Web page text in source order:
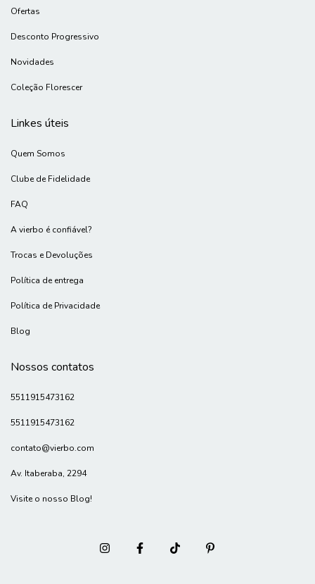
Ofertas
Desconto Progressivo
Novidades
Coleção Florescer
Linkes úteis
Quem Somos
Clube de Fidelidade
FAQ
A vierbo é confiável?
Trocas e Devoluções
Política de entrega
Política de Privacidade
Blog
Nossos contatos
5511915473162
5511915473162
contato@vierbo.com
Av. Itaberaba, 2294
Visite o nosso Blog!